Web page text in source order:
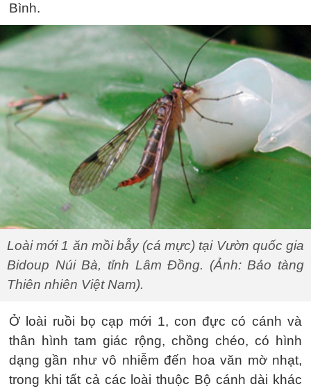
Bình.
Loài mới 1 ăn mồi bẫy (cá mực) tại Vườn quốc gia
Bidoup Núi Bà, tỉnh Lâm Đồng. (Ảnh: Bảo tàng
Thiên nhiên Việt Nam).
Ở loài ruồi bọ cạp mới 1, con đực có cánh và
thân hình tam giác rộng, chồng chéo, có hình
dạng gần như vô nhiễm đến hoa văn mờ nhạt,
trong khi tất cả các loài thuộc Bộ cánh dài khác